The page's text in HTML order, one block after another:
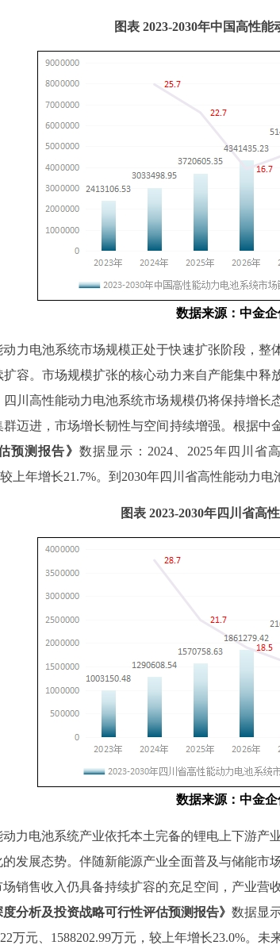
图表 2023-2030年中国高性
数据来源 ：中金
动力电池系统市场规模正处于快速扩张阶段，
扩容。市场规模扩张的核心动力来自产能集中
川高性能动力电池系统市场规模仍将保持增
迈进，市场增长韧性与空间持续增强。 根据中
预测报告》 数据显示： 2024、2025年四川省
上年增长21.7%。到 2030年四川省高性能动力电
图表 2023-2030年四川省高
数据来源 ：中金
动力电池系统产业依托本土完备的锂电上下游
发展态势。 伴随新能源产业全面普及与储能市
场销售收入仍具备持续扩容的充足空间，产业营
分析及投资战略可行性评估预测报告》 数据显
万元 1588202.99万元，较上年增长23.0%。未